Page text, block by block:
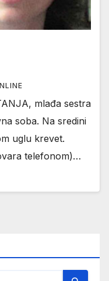
mlađa sestra
soba. Na sredini
uglu krevet.
telefonom)…